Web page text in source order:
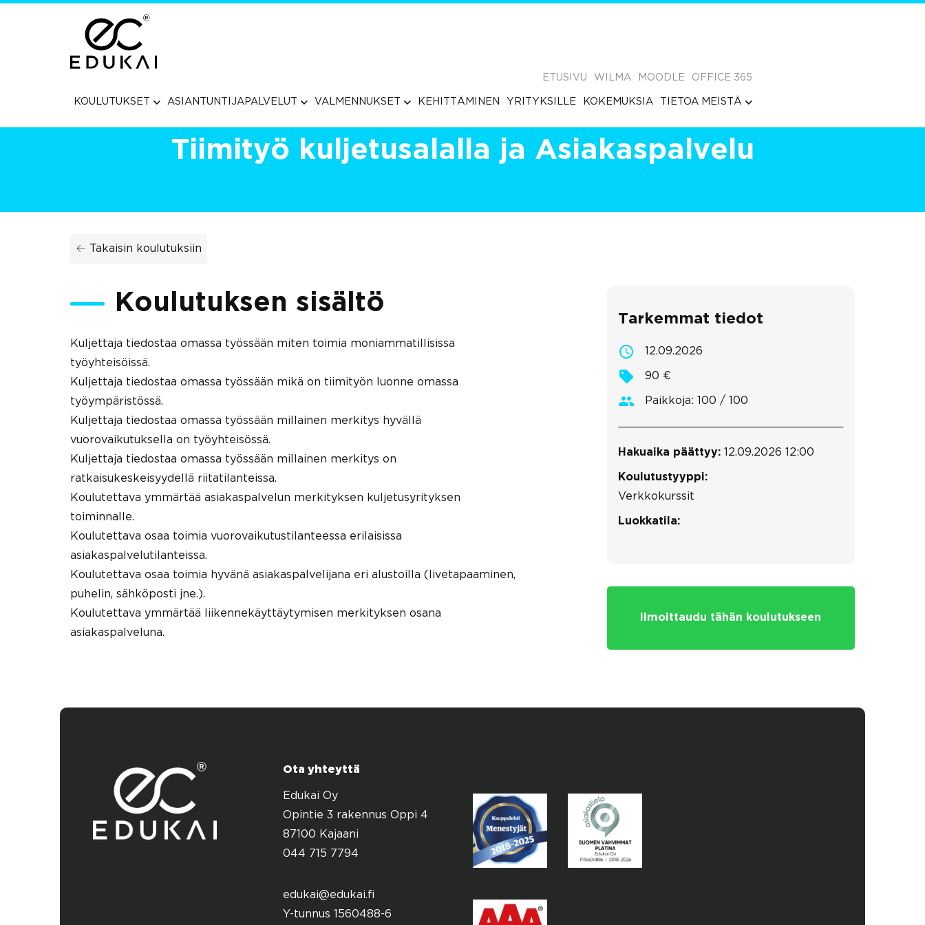
ETUSIVU WILMA MOODLE OFFICE 365
KOULUTUKSET ASIANTUNTIJAPALVELUT VALMENNUKSET KEHITTÄMINEN YRITYKSILLE KOKEMUKSIA TIETOA MEISTÄ
Tiimityö kuljetusalalla ja Asiakaspalvelu
← Takaisin koulutuksiin
Tarkemmat tiedot
12.09.2026
90 €
Paikkoja: 100 / 100
Hakuaika päättyy: 12.09.2026 12:00
Koulutustyyppi:
Verkkokurssit
Luokkatila:
Ilmoittaudu tähän koulutukseen
Koulutuksen sisältö
Kuljettaja tiedostaa omassa työssään miten toimia moniammatillisissa
työyhteisöissä.
Kuljettaja tiedostaa omassa työssään mikä on tiimityön luonne omassa
työympäristössä.
Kuljettaja tiedostaa omassa työssään millainen merkitys hyvällä
vuorovaikutuksella on työyhteisössä.
Kuljettaja tiedostaa omassa työssään millainen merkitys on
ratkaisukeskeisyydellä riitatilanteissa.
Koulutettava ymmärtää asiakaspalvelun merkityksen kuljetusyrityksen
toiminnalle.
Koulutettava osaa toimia vuorovaikutustilanteessa erilaisissa
asiakaspalvelutilanteissa.
Koulutettava osaa toimia hyvänä asiakaspalvelijana eri alustoilla (livetapaaminen,
puhelin, sähköposti jne.).
Koulutettava ymmärtää liikennekäyttäytymisen merkityksen osana
asiakaspalveluna.
Ota yhteyttä
Edukai Oy
Opintie 3 rakennus Oppi 4
87100 Kajaani
044 715 7794
edukai@edukai.fi
Y-tunnus 1560488-6